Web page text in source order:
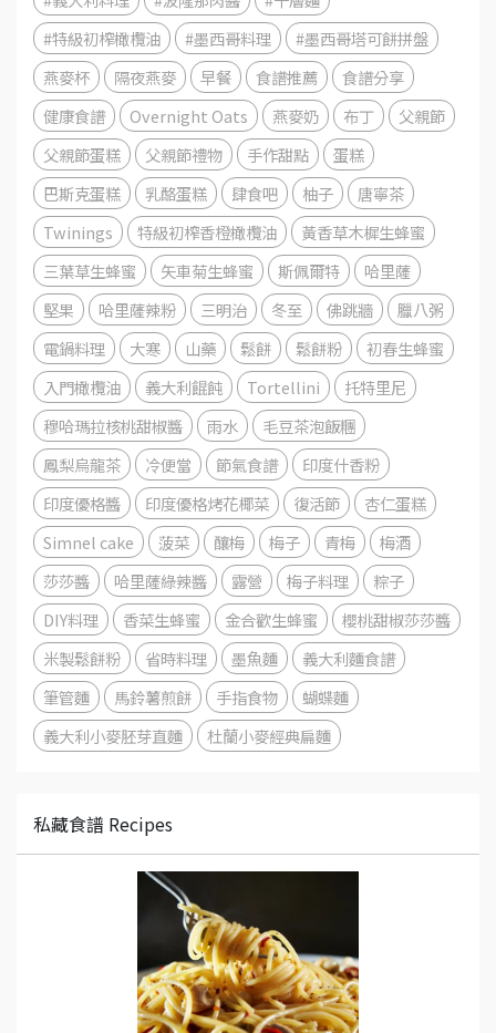
#特級初榨橄欖油
#墨西哥料理
#墨西哥塔可餅拼盤
燕麥杯
隔夜燕麥 早餐 食譜推薦
食譜分享
健康食譜
Overnight Oats 燕麥奶 布丁
父親節
父親節蛋糕
父親節禮物 手作甜點
蛋糕
巴斯克蛋糕
乳酪蛋糕 肆食吧 柚子
唐寧茶
Twinings
特級初榨香橙橄欖油
黃香草木樨生蜂蜜
三葉草生蜂蜜
矢車菊生蜂蜜 斯佩爾特
哈里薩
堅果
哈里薩辣粉 三明治 冬至 佛跳牆
臘八粥
電鍋料理
大寒 山藥 鬆餅 鬆餅粉
初春生蜂蜜
入門橄欖油
義大利餛飩 Tortellini
托特里尼
穆哈瑪拉核桃甜椒醬
雨水
毛豆茶泡飯糰
鳳梨烏龍茶
冷便當 節氣食譜
印度什香粉
印度優格醬
印度優格烤花椰菜 復活節
杏仁蛋糕
Simnel cake
菠菜 釀梅 梅子 青梅
梅酒
莎莎醬
哈里薩綠辣醬 露營 梅子料理
粽子
DIY料理
香菜生蜂蜜 金合歡生蜂蜜
櫻桃甜椒莎莎醬
米製鬆餅粉
省時料理 墨魚麵
義大利麵食譜
筆管麵
馬鈴薯煎餅 手指食物
蝴蝶麵
義大利小麥胚芽直麵
杜蘭小麥經典扁麵
私藏食譜 Recipes